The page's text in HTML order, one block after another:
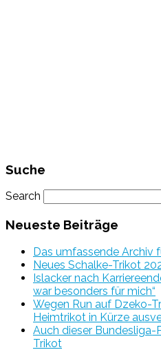
Suche
Search
Neueste Beiträge
Das umfassende Archiv
Neues Schalke-Trikot
Islacker nach
war besonders für mich“
Wegen Run auf Dzeko-
Heimtrikot in Kürze
Auch dieser Bundesliga-
Trikot